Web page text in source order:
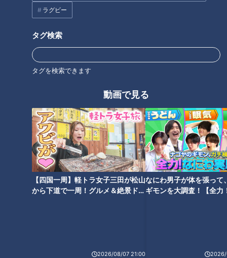
ラグビー
タグ検索
タグを検索できます
動画で見る
【四国一周】軽トラ女子三田が松山
から下道で一周！グルメ＆絶景ドラ
2026/08/07 21:00
なにわ男子が体を張って
ギモンを大調査！【全力
2026/
テレビ局ヘアメイクに求められ
アル
ランキング